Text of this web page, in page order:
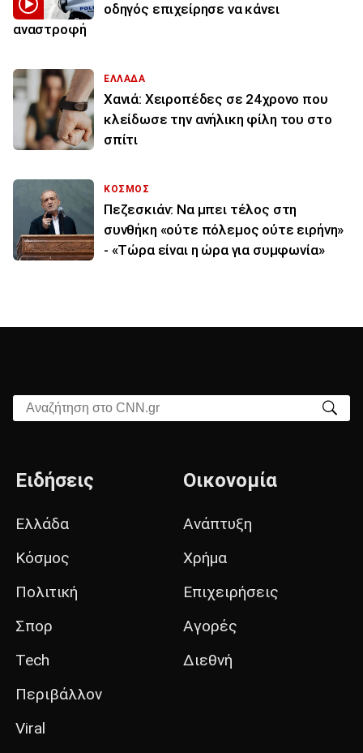
οδηγός επιχείρησε να κάνει
αναστροφή
ΕΛΛΑΔΑ
Χανιά: Χειροπέδες σε 24χρονο που
κλείδωσε την ανήλικη φίλη του στο
σπίτι
ΚΟΣΜΟΣ
Πεζεσκιάν: Να μπει τέλος στη
συνθήκη «ούτε πόλεμος ούτε ειρήνη»
- «Τώρα είναι η ώρα για συμφωνία»
Αναζήτηση στο CNN.gr
Ειδήσεις
Ελλάδα
Κόσμος
Πολιτική
Σπορ
Tech
Περιβάλλον
Viral
Οικονομία
Ανάπτυξη
Χρήμα
Επιχειρήσεις
Αγορές
Διεθνή